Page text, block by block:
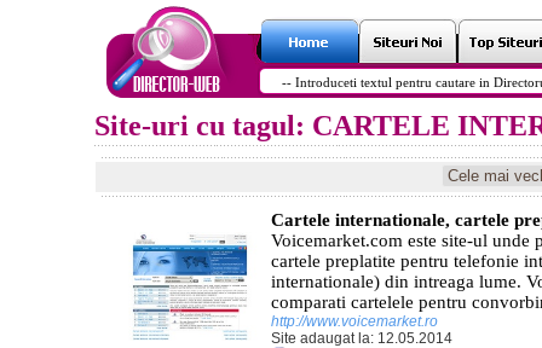
Site-uri cu tagul: CARTELE
Cartele internationale, cartele
Voicemarket.com este site-ul unde
cartele preplatite pentru telefonie
internationale) din intreaga lume.
comparati cartelele pentru
http://www.voicemarket.ro
Site adaugat la: 12.05.2014